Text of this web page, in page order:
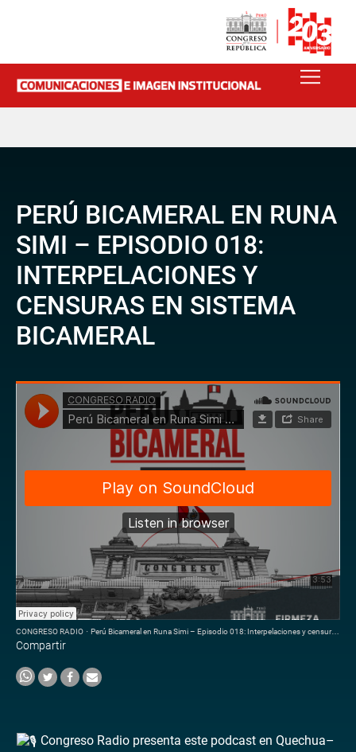
PERÚ BICAMERAL EN RUNA
SIMI – EPISODIO 018:
INTERPELACIONES Y
CENSURAS EN SISTEMA
BICAMERAL
CONGRESO RADIO · Perú Bicameral en Runa Simi – Episodio 018: Interpelaciones y censuras en sistema bicameral
Compartir
Congreso Radio presenta este podcast en Quechua–